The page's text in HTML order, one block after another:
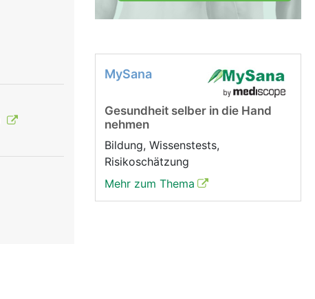
MySana
Gesundheit selber in die Hand
nehmen
Bildung, Wissenstests,
Risikoschätzung
Mehr zum Thema